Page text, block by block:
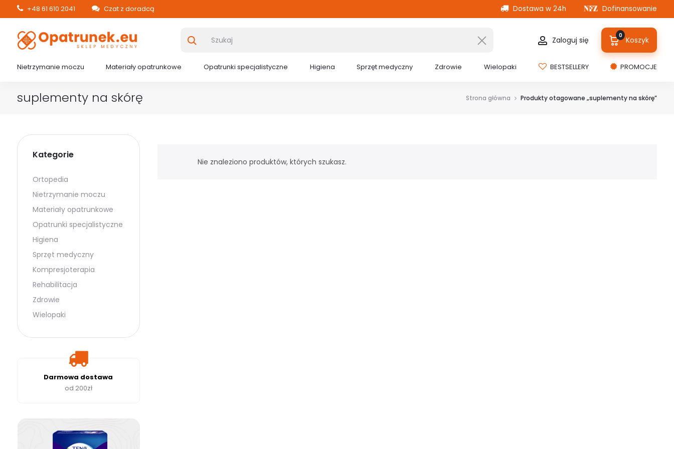
+48 61 610 2041 Czat z doradcą Dostawa w 24h Dofinansowanie
Zaloguj się 0 Koszyk
Nietrzymanie moczu Materiały opatrunkowe Opatrunki specjalistyczne Higiena Sprzęt medyczny Zdrowie Wielopaki BESTSELLERY PROMOCJE
suplementy na skórę Strona główna Produkty otagowane „suplementy na skórę”
Nie znaleziono produktów, których szukasz.
Kategorie
Ortopedia
Nietrzymanie moczu
Materiały opatrunkowe
Opatrunki specjalistyczne
Higiena
Sprzęt medyczny
Kompresjoterapia
Rehabilitacja
Zdrowie
Wielopaki
Darmowa dostawa
od 200zł